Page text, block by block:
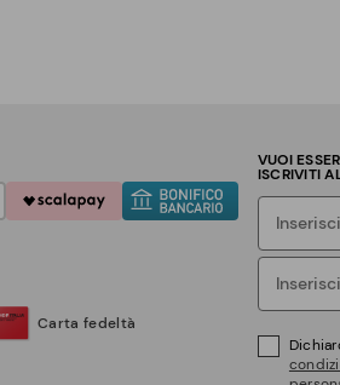
Carta fedeltà
VUOI
ISCRIVITI